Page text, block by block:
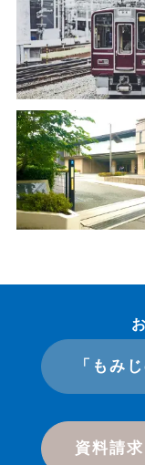
「もみ
資料請